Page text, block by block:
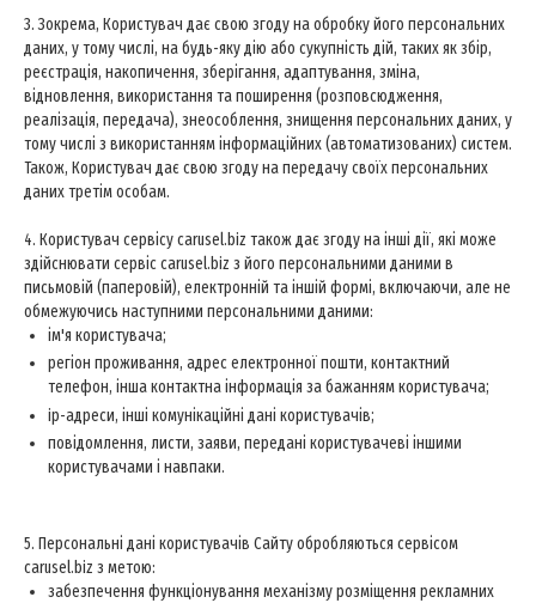
3. Зокрема, Користувач дає свою згоду на обробку його персональних
даних, у тому числі, на будь-яку дію або сукупність дій, таких як збір,
реєстрація, накопичення, зберігання, адаптування, зміна,
відновлення, використання та поширення (розповсюдження,
реалізація, передача), знеособлення, знищення персональних даних, у
тому числі з використанням інформаційних (автоматизованих) систем.
Також, Користувач дає свою згоду на передачу своїх персональних
даних третім особам.
4. Користувач сервісу carusel.biz також дає згоду на інші дії, які може
здійснювати сервіс carusel.biz з його персональними даними в
письмовій (паперовій), електронній та іншій формі, включаючи, але не
обмежуючись наступними персональними даними:
ім'я користувача;
регіон проживання, адрес електронної пошти, контактний
телефон, інша контактна інформація за бажанням користувача;
ip-адреси, інші комунікаційні дані користувачів;
повідомлення, листи, заяви, передані користувачеві іншими
користувачами і навпаки.
5. Персональні дані користувачів Сайту обробляються сервісом
carusel.biz з метою:
забезпечення функціонування механізму розміщення рекламних